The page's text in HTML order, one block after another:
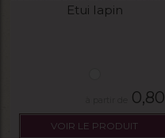
Etui lapin
0,80
VOIR LE PRODUIT